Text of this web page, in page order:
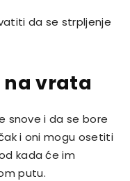
da se strpljenje
na vrata
snove i da se bore
i oni mogu osetiti
kada će im
putu.